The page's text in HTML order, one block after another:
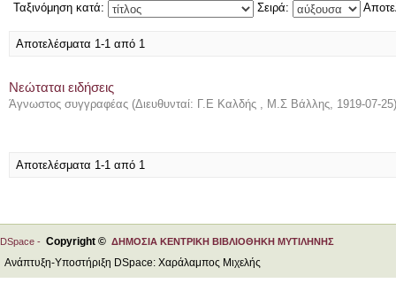
Ταξινόμηση κατά: Σειρά:
Αποτελέσματα 1-1 από 1
Νεώταται ειδήσεις
Άγνωστος συγγραφέας (Διευθυνταί: Γ.Ε Καλδής , Μ.Σ Βάλλης, 1919-07-25)
Αποτελέσματα 1-1 από 1
DSpace - Copyright © ΔΗΜΟΣΙΑ ΚΕΝΤΡΙΚΗ ΒΙΒΛΙΟΘΗΚΗ ΜΥΤΙΛΗΝΗΣ
Ανάπτυξη-Υποστήριξη DSpace: Χαράλαμπος Μιχελής